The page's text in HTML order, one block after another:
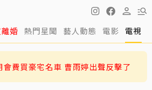
婚 熱門星聞 藝人動態 電影 電視
逼」小哈利參加陸綜！背後原因超